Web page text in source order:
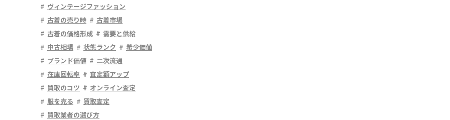
ヴィンテージファッション
古着の売り時
古着市場
古着の価格形成
需要と供給
中古相場
状態ランク
希少価値
ブランド価値
二次流通
在庫回転率
査定額アップ
買取のコツ
オンライン査定
服を売る
買取査定
買取業者の選び方